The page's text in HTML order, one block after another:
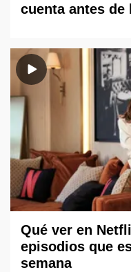
cuenta antes de
Qué ver en
episodios que
semana